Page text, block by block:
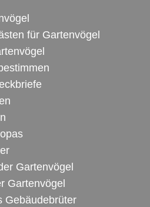
für Gartenvögel
Gartenvögel
Gartenvögel
Gebäudebrüter